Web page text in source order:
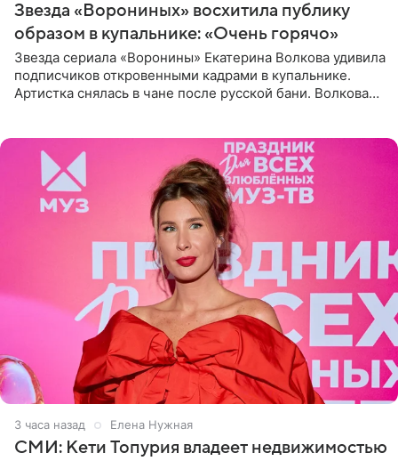
Звезда «Ворониных» восхитила публику
образом в купальнике: «Очень горячо»
Звезда сериала «Воронины» Екатерина Волкова удивила
подписчиков откровенными кадрами в купальнике.
Артистка снялась в чане после русской бани. Волкова
3 часа назад Елена Нужная
СМИ: Кети Топурия владеет недвижимостью